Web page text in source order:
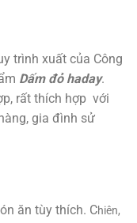
trình xuất của Công
Dấm đỏ haday.
rất thích hợp với
gia đình sử
ăn tùy thích. Chiên,